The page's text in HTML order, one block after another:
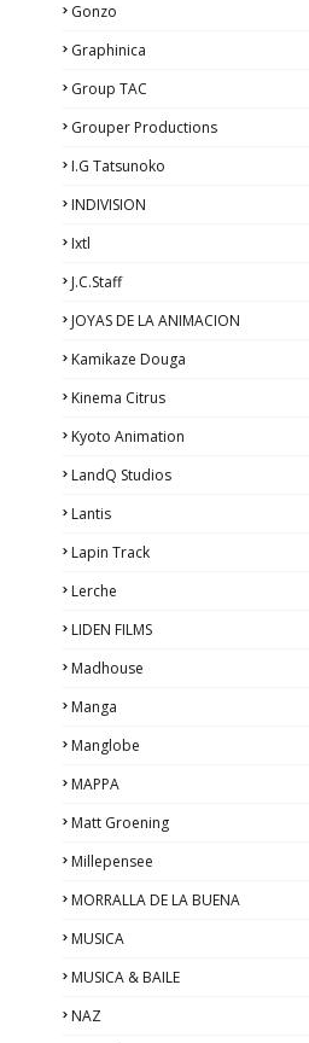
Gonzo
Graphinica
Group TAC
Grouper Productions
I.G Tatsunoko
INDIVISION
Ixtl
J.C.Staff
JOYAS DE LA ANIMACION
Kamikaze Douga
Kinema Citrus
Kyoto Animation
LandQ Studios
Lantis
Lapin Track
Lerche
LIDEN FILMS
Madhouse
Manga
Manglobe
MAPPA
Matt Groening
Millepensee
MORRALLA DE LA BUENA
MUSICA
MUSICA & BAILE
NAZ